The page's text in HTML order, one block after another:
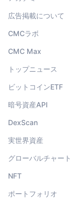
広告掲載について
CMCラボ
CMC Max
トップニュース
ビットコインETF
暗号資産API
DexScan
実世界資産
グローバルチャート
NFT
ポートフォリオ